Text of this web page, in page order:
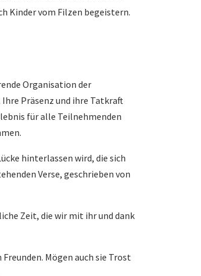
Kinder vom Filzen begeistern.
Organisation der
Präsenz und ihre Tatkraft
für alle Teilnehmenden
hinterlassen wird, die sich
Verse, geschrieben von
Zeit, die wir mit ihr und dank
Mögen auch sie Trost